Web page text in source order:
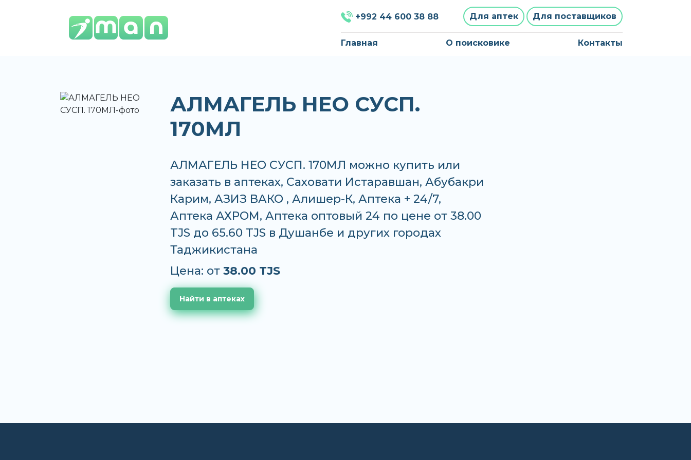
+992 44 600 38 88 Для аптек Для поставщиков
Главная О поисковике Контакты
АЛМАГЕЛЬ НЕО СУСП.
170МЛ
АЛМАГЕЛЬ НЕО СУСП. 170МЛ можно купить или
заказать в аптеках, Саховати Истаравшан, Абубакри
Карим, АЗИЗ ВАКО , Алишер-К, Аптека + 24/7,
Аптека АХРОМ, Аптека оптовый 24 по цене от 38.00
TJS до 65.60 TJS в Душанбе и других городах
Таджикистана
Цена: от 38.00 TJS
Найти в аптеках